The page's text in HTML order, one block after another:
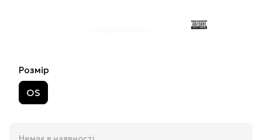
Розмір
OS